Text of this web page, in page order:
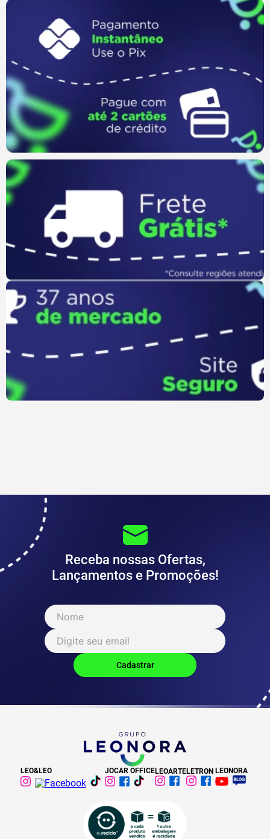
Receba nossas Ofertas,
Lançamentos e Promoções!
LEO&LEO JOCAR OFFICELEOARTELETRON LEONORA